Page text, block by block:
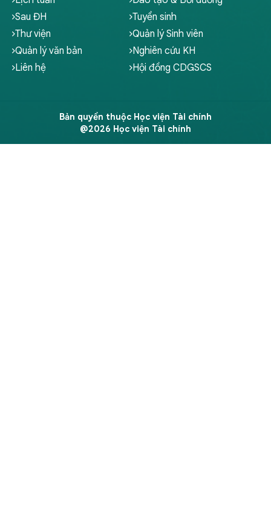
Sau ĐH
Tuyển sinh
Thư viện
Quản lý Sinh viên
Quản lý văn bản
Nghiên cứu KH
Liên hệ
Hội đồng CDGSCS
Bản quyền thuộc Học viện Tài chính
@2026 Học viện Tài chính